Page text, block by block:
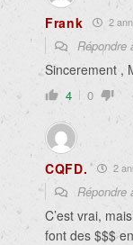
Frank 2
Répondre
Sincerement ,
4 0
CQFD. 2
Répondre
C’est vrai,
font des $$$